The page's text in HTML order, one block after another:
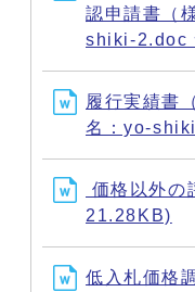
認申請書（
shiki-2.doc
履行実績書
名：yo-
価格以外の
21.28KB)
低入札価格